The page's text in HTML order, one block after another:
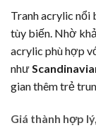
Tranh acrylic nổi
tùy biến. Nhờ
acrylic phù hợp
như
gian thêm trẻ
Giá thành hợp